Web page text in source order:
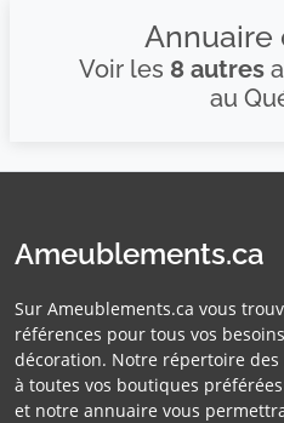
Voir les 8 autres
au
Ameublements.ca
Sur Ameublements.ca vous
références pour tous vos
décoration. Notre répertoire des
à toutes vos boutiques
et notre annuaire vous